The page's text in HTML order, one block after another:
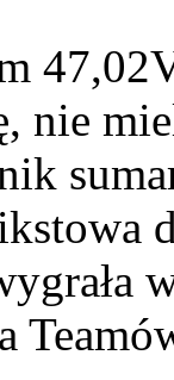
nie